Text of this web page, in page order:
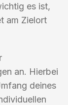
es ist,
am Zielort
an. Hierbei
deines